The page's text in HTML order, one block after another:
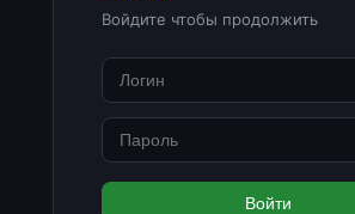
Войдите чтобы продолжить
Войти